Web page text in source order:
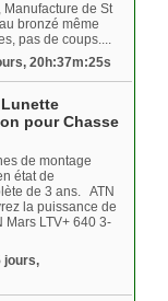
de St
bronzé même
pas de coups....
20h:37m:25s
Lunette
pour Chasse
de montage
état de
de 3 ans. ATN
la puissance de
Mars LTV+ 640 3-
jours,